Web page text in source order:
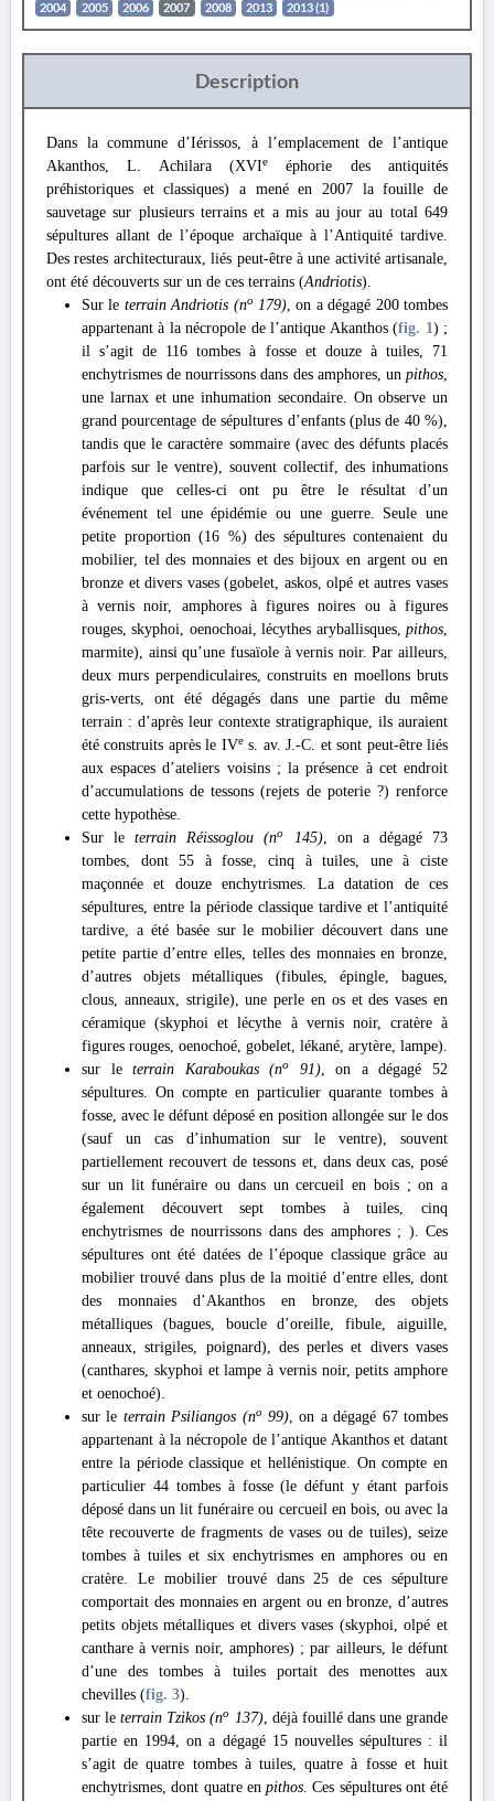
2004
2005 2006 2007 2008 2013 2013 (1)
Description
Dans la commune d’Iérissos, à l’emplacement de l’antique
Akanthos, L. Achilara (XVIe
éphorie des antiquités
préhistoriques et classiques) a mené en 2007 la fouille de
sauvetage sur plusieurs terrains et a mis au jour au total 649
sépultures allant de l’époque archaïque à l’Antiquité tardive.
Des restes architecturaux, liés peut-être à une activité artisanale,
ont été découverts sur un de ces terrains (Andriotis).
Sur le terrain Andriotis (no179), on a dégagé 200 tombes
appartenant à la nécropole de l’antique Akanthos (fig. 1) ;
il s’agit de 116 tombes à fosse et douze à tuiles, 71
enchytrismes de nourrissons dans des amphores, un pithos,
une larnax et une inhumation secondaire. On observe un
grand pourcentage de sépultures d’enfants (plus de 40 %),
tandis que le caractère sommaire (avec des défunts placés
parfois sur le ventre), souvent collectif, des inhumations
indique que celles-ci ont pu être le résultat d’un
événement tel une épidémie ou une guerre. Seule une
petite proportion (16 %) des sépultures contenaient du
mobilier, tel des monnaies et des bijoux en argent ou en
bronze et divers vases (gobelet, askos, olpé et autres vases
à vernis noir, amphores à figures noires ou à figures
rouges, skyphoi, oenochoai, lécythes aryballisques, pithos,
marmite), ainsi qu’une fusaïole à vernis noir. Par ailleurs,
deux murs perpendiculaires, construits en moellons bruts
gris-verts, ont été dégagés dans une partie du même
terrain : d’après leur contexte stratigraphique, ils auraient
été construits après le IVes. av. J.-C. et sont peut-être liés
aux espaces d’ateliers voisins ; la présence à cet endroit
d’accumulations de tessons (rejets de poterie ?) renforce
cette hypothèse.
Sur leterrain Réissoglou (no 145), on a dégagé 73
tombes, dont 55 à fosse, cinq à tuiles, une à ciste
maçonnée et douze enchytrismes. La datation de ces
sépultures, entre la période classique tardive et l’antiquité
tardive, a été basée sur le mobilier découvert dans une
petite partie d’entre elles, telles des monnaies en bronze,
d’autres objets métalliques (fibules, épingle, bagues,
clous, anneaux, strigile), une perle en os et des vases en
céramique (skyphoi et lécythe à vernis noir, cratère à
figures rouges, oenochoé, gobelet, lékané, arytère, lampe).
sur leterrain Karaboukas (no 91), on a dégagé 52
sépultures. On compte en particulier quarante tombes à
fosse, avec le défunt déposé en position allongée sur le dos
(sauf un cas d’inhumation sur le ventre), souvent
partiellement recouvert de tessons et, dans deux cas, posé
sur un lit funéraire ou dans un cercueil en bois ; on a
également découvert sept tombes à tuiles, cinq
enchytrismes de nourrissons dans des amphores ; ). Ces
sépultures ont été datées de l’époque classique grâce au
mobilier trouvé dans plus de la moitié d’entre elles, dont
des monnaies d’Akanthos en bronze, des objets
métalliques (bagues, boucle d’oreille, fibule, aiguille,
anneaux, strigiles, poignard), des perles et divers vases
(canthares, skyphoi et lampe à vernis noir, petits amphore
et oenochoé).
sur le terrain Psiliangos (no99), on a dégagé 67 tombes
appartenant à la nécropole de l’antique Akanthos et datant
entre la période classique et hellénistique. On compte en
particulier 44 tombes à fosse (le défunt y étant parfois
déposé dans un lit funéraire ou cercueil en bois, ou avec la
tête recouverte de fragments de vases ou de tuiles), seize
tombes à tuiles et six enchytrismes en amphores ou en
cratère. Le mobilier trouvé dans 25 de ces sépulture
comportait des monnaies en argent ou en bronze, d’autres
petits objets métalliques et divers vases (skyphoi, olpé et
canthare à vernis noir, amphores) ; par ailleurs, le défunt
d’une des tombes à tuiles portait des menottes aux
chevilles (fig. 3).
sur leterrain Tzikos (no 137), déjà fouillé dans une grande
partie en 1994, on a dégagé 15 nouvelles sépultures : il
s’agit de quatre tombes à tuiles, quatre à fosse et huit
enchytrismes, dont quatre en pithos. Ces sépultures ont été